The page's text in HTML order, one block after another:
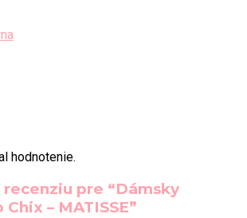
hodnotenie.
pre “Dámsky
– MATISSE”